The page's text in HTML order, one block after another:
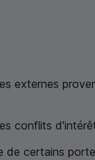
externes
conflits
de certains